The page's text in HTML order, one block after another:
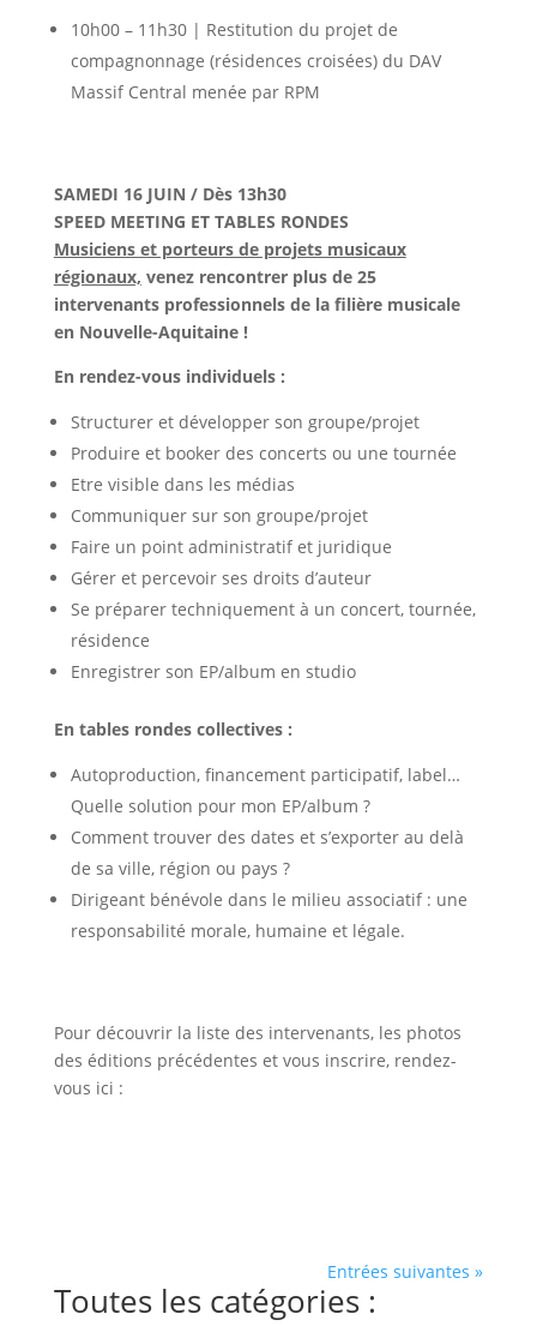
10h00 – 11h30 | Restitution du projet de
compagnonnage (résidences croisées) du DAV
Massif Central menée par RPM
SAMEDI 16 JUIN / Dès 13h30
SPEED MEETING ET TABLES RONDES
Musiciens et porteurs de projets musicaux
régionaux, venez rencontrer plus de 25
intervenants professionnels de la filière musicale
en Nouvelle-Aquitaine !
En rendez-vous individuels :
Structurer et développer son groupe/projet
Produire et booker des concerts ou une tournée
Etre visible dans les médias
Communiquer sur son groupe/projet
Faire un point administratif et juridique
Gérer et percevoir ses droits d’auteur
Se préparer techniquement à un concert, tournée,
résidence
Enregistrer son EP/album en studio
En tables rondes collectives :
Autoproduction, financement participatif, label…
Quelle solution pour mon EP/album ?
Comment trouver des dates et s’exporter au delà
de sa ville, région ou pays ?
Dirigeant bénévole dans le milieu associatif : une
responsabilité morale, humaine et légale.
Pour découvrir la liste des intervenants, les photos
des éditions précédentes et vous inscrire, rendez-
vous ici :
Entrées suivantes »
Toutes les catégories :